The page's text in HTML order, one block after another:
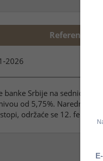
Referentna
2026
Srbije na sednici
od 5,75%. Naredna
održaće se 12.